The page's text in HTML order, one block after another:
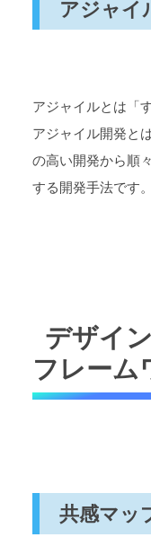
アジャイ
アジャイルとは「
アジャイル開発と
の高い開発から順
する開発手法です。
デザイ
フレーム
共感マッ